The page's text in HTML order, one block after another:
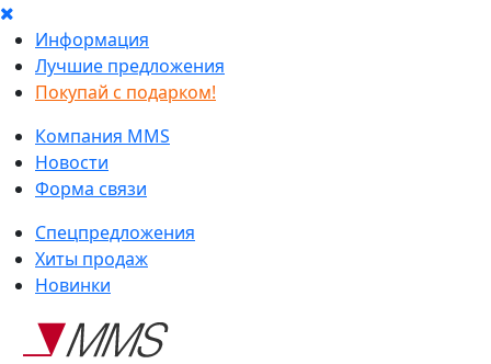
Информация
Лучшие предложения
Покупай с подарком!
Компания MMS
Новости
Форма связи
Спецпредложения
Хиты продаж
Новинки